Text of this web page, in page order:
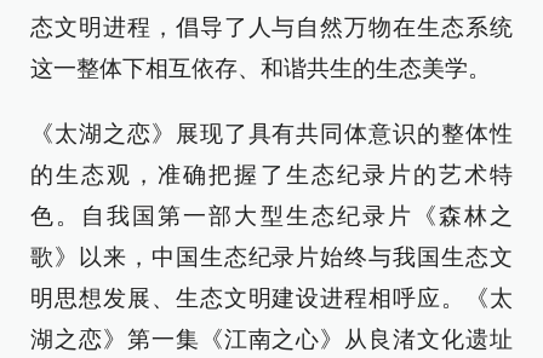
态文明进程，倡导了人与自然万物在生态系统
这一整体下相互依存、和谐共生的生态美学。
《太湖之恋》展现了具有共同体意识的整体性
的生态观，准确把握了生态纪录片的艺术特
色。自我国第一部大型生态纪录片《森林之
歌》以来，中国生态纪录片始终与我国生态文
明思想发展、生态文明建设进程相呼应。《太
湖之恋》第一集《江南之心》从良渚文化遗址